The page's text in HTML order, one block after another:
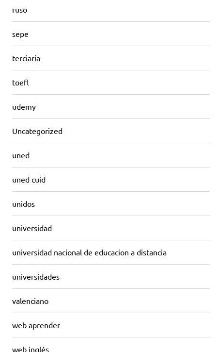
ruso
sepe
terciaria
toefl
udemy
Uncategorized
uned
uned cuid
unidos
universidad
universidad nacional de educacion a distancia
universidades
valenciano
web aprender
web inglés